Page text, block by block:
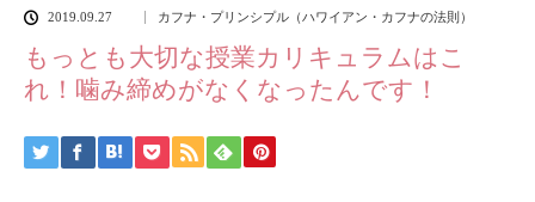
2019.09.27 カフナ・プリンシプル（ハワイアン・カフナの法則）
もっとも大切な授業カリキュラムはこ
れ！噛み締めがなくなったんです！